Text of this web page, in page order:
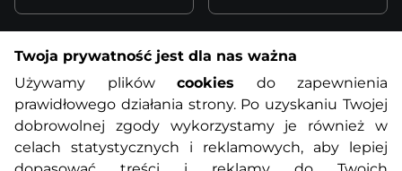
Informacje o zakupach
O nas Regulamin sklepu
Twoja prywatność jest dla nas ważna
Używamy plików cookies do zapewnienia
prawidłowego działania strony. Po uzyskaniu Twojej
dobrowolnej zgody wykorzystamy je również w
celach statystycznych i reklamowych, aby lepiej